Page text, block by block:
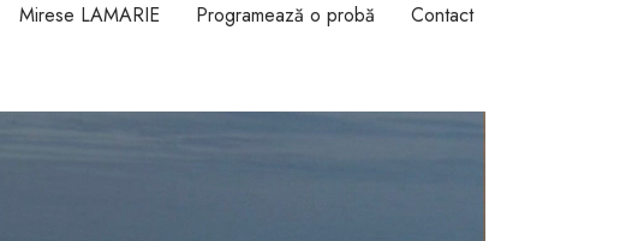
Mirese LAMARIE Programează o probă Contact